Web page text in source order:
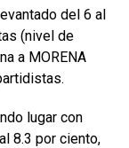
del 6 al
(nivel de
a MORENA
lugar con
8.3 por ciento,